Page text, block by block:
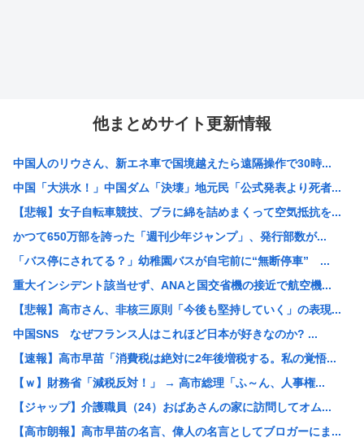
他まとめサイト更新情報
中国人のリウさん、新エネ車で国境越えたら遠隔操作で30時...
中国「大洪水！」中国ダム「決壊」地元民「公式発表より死者...
【悲報】女子自転車競技、ブラに綿を詰めまくって空気抵抗を...
かつて650万部を誇った「週刊少年ジャンプ」、発行部数が...
「バス停にされてる？」幼稚園バスが自宅前に“無断停車” ...
重大インシデント該当せず、ANAと国交省機の接近で航空機...
【悲報】高市さん、非核三原則「今後も堅持していく」の表現...
中国SNS なぜフランス人はこれほど日本が好きなのか? ...
【速報】高市早苗「消費税は絶対に2年後増税する。私の覚悟...
【ｗ】財務省「減税反対！」 → 高市総理「ふ～ん、人事権...
【ジャップ】介護職員（24）おばあさんの家に訪問してオム...
【高市朗報】高市早苗の名言、偉人の名言としてブロガーにま...